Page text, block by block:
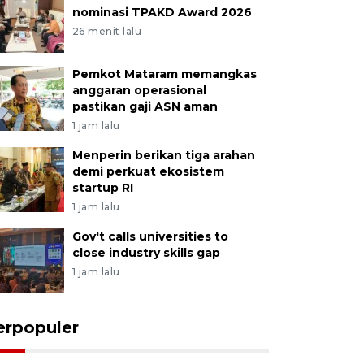
nominasi TPAKD Award 2026
26 menit lalu
Pemkot Mataram memangkas
anggaran operasional
pastikan gaji ASN aman
1 jam lalu
Menperin berikan tiga arahan
demi perkuat ekosistem
startup RI
1 jam lalu
Gov't calls universities to
close industry skills gap
1 jam lalu